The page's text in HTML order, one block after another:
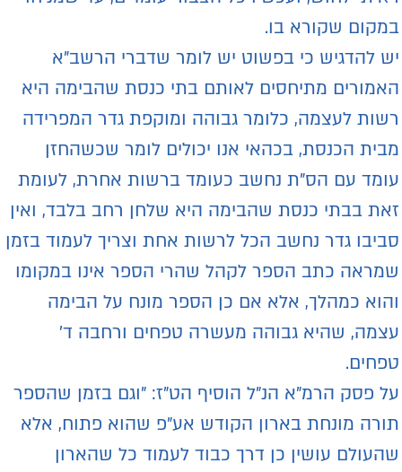
שקורא בו.
להדגיש כי בפשוט יש לומר שדברי הרשב"א
מתיחסים לאותם בתי כנסת שהבימה היא
לעצמה, כלומר גבוהה ומוקפת גדר המפרידה
הכנסת, בכהאי אנו יכולים לומר שכשהחזן
עם הס"ת נחשב כעומד ברשות אחרת, לעומת
בבתי כנסת שהבימה היא שלחן רחב בלבד, ואין
גדר נחשב הכל לרשות אחת וצריך לעמוד בזמן
כתב הספר לקהל שהרי הספר אינו במקומו
כמהלך, אלא אם כן הספר מונח על הבימה
שהיא גבוהה מעשרה טפחים ורחבה ד'
פסק הרמ"א הנ"ל הוסיף הט"ז: "וגם בזמן שהספר
מונחת בארון הקודש אע"פ שהוא פתוח, אלא
עושין כן דרך כבוד לעמוד כל שהארון